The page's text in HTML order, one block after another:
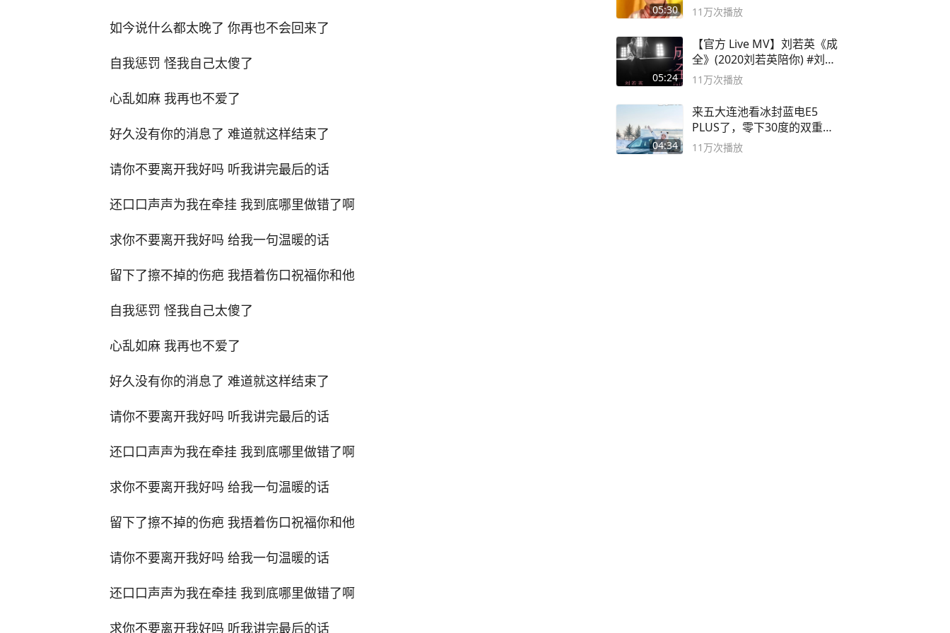
如今说什么都太晚了 你再也不会回来了
自我惩罚 怪我自己太傻了
心乱如麻 我再也不爱了
好久没有你的消息了 难道就这样结束了
请你不要离开我好吗 听我讲完最后的话
还口口声声为我在牵挂 我到底哪里做错了啊
求你不要离开我好吗 给我一句温暖的话
留下了擦不掉的伤疤 我捂着伤口祝福你和他
自我惩罚 怪我自己太傻了
心乱如麻 我再也不爱了
好久没有你的消息了 难道就这样结束了
请你不要离开我好吗 听我讲完最后的话
还口口声声为我在牵挂 我到底哪里做错了啊
求你不要离开我好吗 给我一句温暖的话
留下了擦不掉的伤疤 我捂着伤口祝福你和他
请你不要离开我好吗 给我一句温暖的话
还口口声声为我在牵挂 我到底哪里做错了啊
求你不要离开我好吗 听我讲完最后的话
05:30 死
11万次播放
05:24
【官方 Live MV】刘若英《成
全》(2020刘若英陪你) #刘若
英 #成全
11万次播放
04:34
来五大连池看冰封蓝电E5
PLUS了，零下30度的双重冰
封40小时全录
11万次播放